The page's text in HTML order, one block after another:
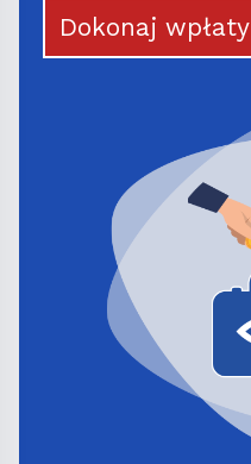
Dokonaj wpłaty